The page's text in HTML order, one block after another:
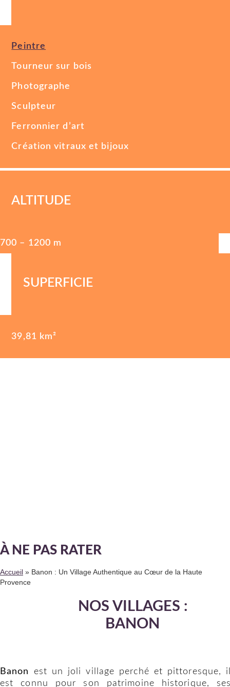
Peintre
Tourneur sur bois
Photographe
Sculpteur
Ferronnier d’art
Création vitraux et bijoux
ALTITUDE
700 – 1200 m
SUPERFICIE
39,81 km²
À NE PAS RATER
Accueil » Banon : Un Village Authentique au Cœur de la Haute
Provence
NOS VILLAGES :
BANON
Banon
est un joli village perché et pittoresque,
est connu pour son patrimoine historique,